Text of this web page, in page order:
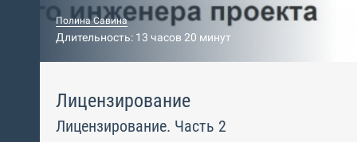
Полина Савина
Длительность: 13 часов 20 минут
Лицензирование
Лицензирование. Часть 2